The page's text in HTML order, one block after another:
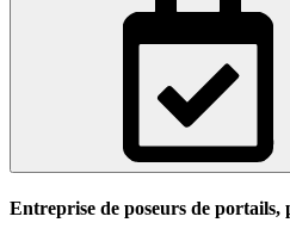
Entreprise de poseurs de portails,